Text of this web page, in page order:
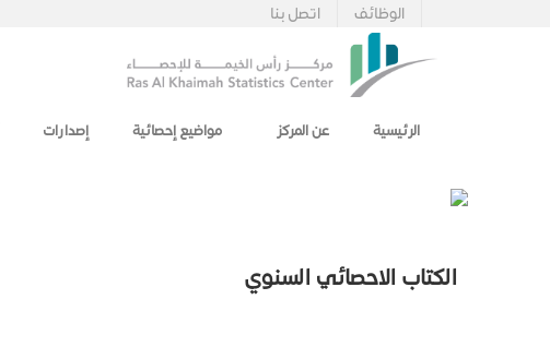
اتصل بنا الوظائف
الرئيسية عن المركز مواضيع إحصائية إصدارات
الكتاب الاحصائي السنوي